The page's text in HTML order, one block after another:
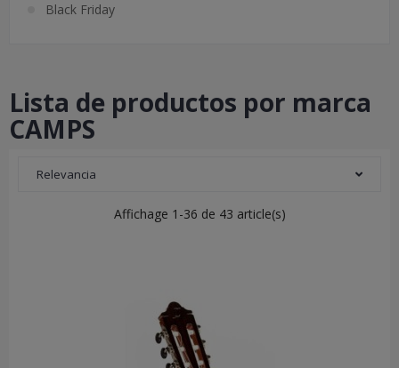
Black Friday
Lista de productos por marca
CAMPS
Relevancia
Affichage 1-36 de 43 article(s)